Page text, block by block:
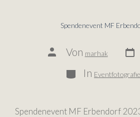
Spendenevent MF
Von marhak
In Eventfotografie
Spendenevent MF Erbendorf